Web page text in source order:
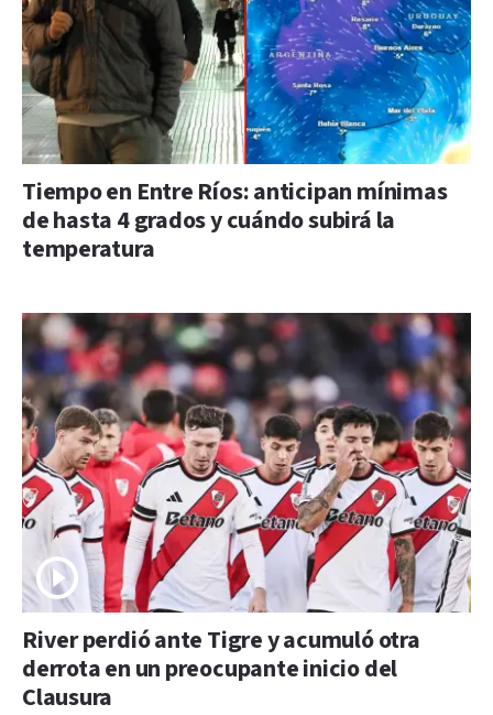
Tiempo en Entre Ríos: anticipan mínimas
de hasta 4 grados y cuándo subirá la
temperatura
River perdió ante Tigre y acumuló otra
derrota en un preocupante inicio del
Clausura